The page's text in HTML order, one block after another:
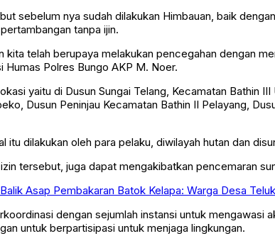
sebelum nya sudah dilakukan Himbauan, baik
tanpa ijin.
kita telah berupaya melakukan pencegahan dengan
Humas Polres Bungo AKP M. Noer.
yaitu di Dusun Sungai Telang, Kecamatan Bathin
Dusun Peninjau Kecamatan Bathin II Pelayang,
itu dilakukan oleh para pelaku, diwilayah hutan dan
tersebut, juga dapat mengakibatkan pencemaran
Asap Pembakaran Batok Kelapa: Warga Desa
dengan sejumlah instansi untuk
untuk berpartisipasi untuk menjaga lingkungan.